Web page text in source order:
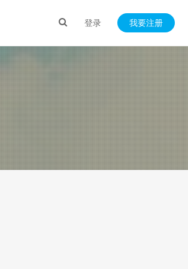
登录 我要注册